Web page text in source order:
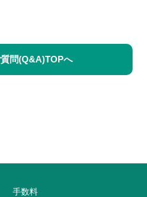
問(Q&A)TOPへ
手数料